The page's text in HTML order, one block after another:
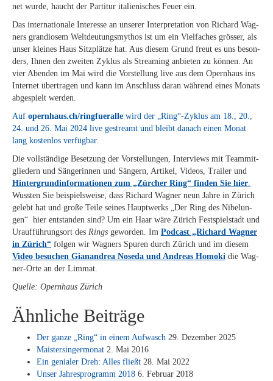
net wur­de, haucht der Par­ti­tur ita­lie­ni­sches Feu­er ein.
Das in­ter­na­tio­na­le In­ter­es­se an un­se­rer In­ter­pre­ta­ti­on von Ri­chard Wag­
ners gran­dio­sem Welt­deu­tungs­my­thos ist um ein Viel­fa­ches grös­ser, als
un­ser klei­nes Haus Sitz­plät­ze hat. Aus die­sem Grund freut es uns be­son­
ders, Ih­nen den zwei­ten Zy­klus als Strea­ming an­bie­ten zu kön­nen. An
vier Aben­den im Mai wird die Vor­stel­lung live aus dem Opern­haus ins
In­ter­net über­tra­gen und kann im An­schluss dar­an wäh­rend ei­nes Mo­nats
ab­ge­spielt werden.
Auf opern​haus​.ch/​r​i​n​g​f​u​e​r​a​lle wird der „Ring“-Zyklus am 18., 20.,
24. und 26. Mai 2024 live ge­streamt und bleibt da­nach ei­nen Mo­nat
lang kos­ten­los verfügbar.
Die voll­stän­di­ge Be­set­zung der Vor­stel­lun­gen, In­ter­views mit Team­mit­
glie­dern und Sän­ge­rin­nen und Sän­gern, Ar­ti­kel, Vi­de­os, Trai­ler und
Hin­ter­grund­in­for­ma­tio­nen zum „Zür­cher Ring“ fin­den Sie hier.
Wuss­ten Sie bei­spiels­wei­se, dass Ri­chard Wag­ner neun Jah­re in Zü­rich
ge­lebt hat und gro­ße Tei­le sei­nes Haupt­werks „Der Ring des Ni­be­lun­
gen“ hier ent­stan­den sind? Um ein Haar wäre Zü­rich Fest­spiel­stadt und
Ur­auf­füh­rungs­ort des Rings ge­wor­den. Im Pod­cast „Ri­chard Wag­ner
in Zü­rich“ fol­gen wir Wag­ners Spu­ren durch Zü­rich und im die­sem
Vi­deo be­su­chen Gi­a­nan­drea No­se­da und An­dre­as Ho­mo­ki die Wag­
ner-Orte an der Limmat.
Quel­le: Opern­haus Zürich
Ähnliche Beiträge
Der gan­ze „Ring“ in ei­nem Auf­wasch 29. De­zem­ber 2025
Mais­ter­sin­ger­mo­nat 2. Mai 2016
Ein ge­nia­ler Dreh: Al­les fließt 28. Mai 2022
Un­ser Jah­res­pro­gramm 2018 6. Fe­bru­ar 2018